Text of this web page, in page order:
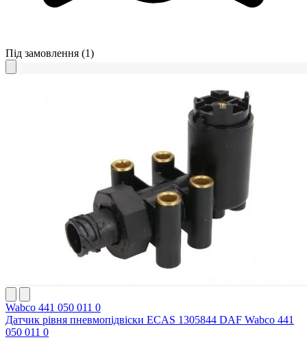
Під замовлення (1)
Wabco 441 050 011 0
Датчик рівня пневмопідвіски ECAS 1305844 DAF Wabco 441
050 011 0